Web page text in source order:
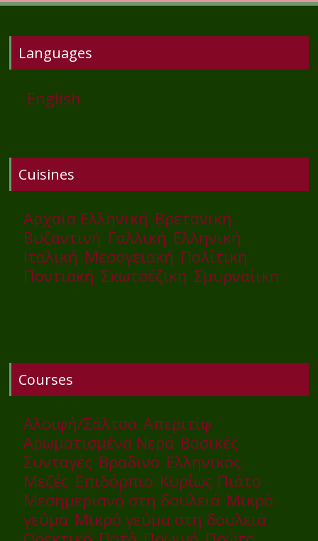
Languages
English
Cuisines
Αρχαία Ελληνική Βρετανική
Βυζαντινή Γαλλική Ελληνική
Ιταλική Μεσογειακή Πολίτικη
Ποντιακή Σκωτσέζικη Σμυρναίικη
Courses
Αλοιφή/Σάλτσα Απεριτίφ
Αρωματισμένα Νερά Βασικές
Συνταγές Βραδινό Ελληνικός
Μεζές Επιδόρπιο Κυρίως Πιάτο
Μεσημεριανό στη δουλειά Μικρό
γεύμα Μικρό γεύμα στη δουλειά